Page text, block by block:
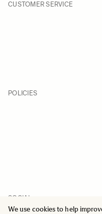
We use cookies to help
CUSTOMER SERVICE
POLICIES
SOCIAL